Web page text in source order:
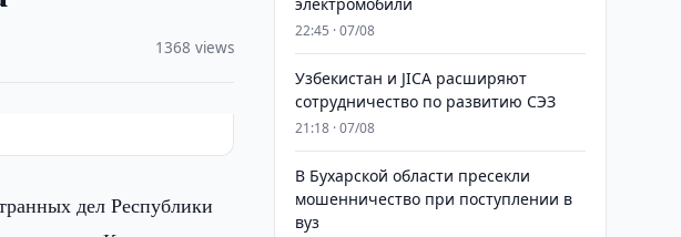
1368 views
дел Республики
22:45 · 07/08
Узбекистан и JICA расширяют
сотрудничество по развитию СЭЗ
21:18 · 07/08
В Бухарской области пресекли
мошенничество при поступлении в
вуз